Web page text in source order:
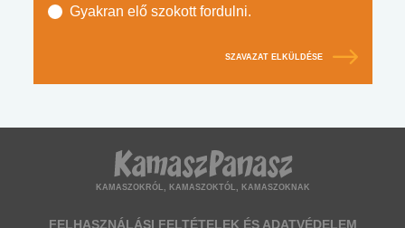
Gyakran elő szokott fordulni.
SZAVAZAT ELKÜLDÉSE
KAMASZOKRÓL, KAMASZOKTÓL, KAMASZOKNAK
FELHASZNÁLÁSI FELTÉTELEK ÉS ADATVÉDELEM